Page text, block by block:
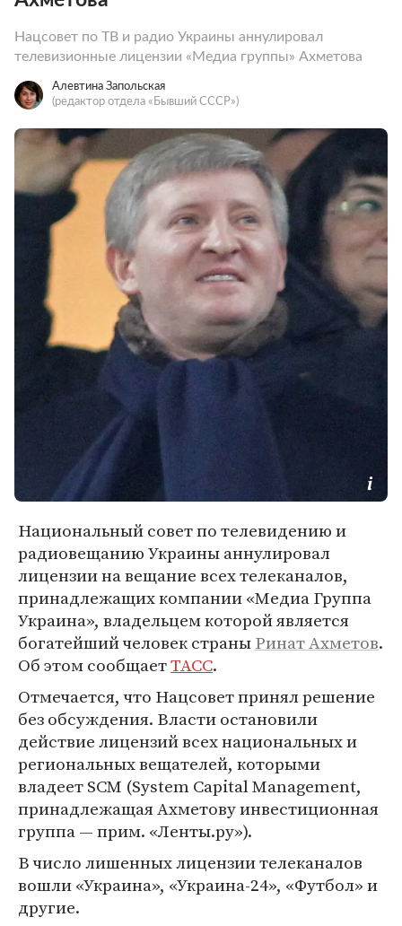
Нацсовет по ТВ и радио Украины аннулировал
телевизионные лицензии «Медиа группы» Ахметова
Алевтина Запольская
(редактор отдела «Бывший СССР»)
Национальный совет по телевидению и
радиовещанию Украины аннулировал
лицензии на вещание всех телеканалов,
принадлежащих компании «Медиа Группа
Украина», владельцем которой является
богатейший человек страныРинат Ахметов.
Об этом сообщаетТАСС.
Отмечается, что Нацсовет принял решение
без обсуждения. Власти остановили
действие лицензий всех национальных и
региональных вещателей, которыми
владеет SCM (System Capital Management,
принадлежащая Ахметову инвестиционная
группа — прим. «Ленты.ру»).
В число лишенных лицензии телеканалов
вошли «Украина», «Украина-24», «Футбол» и
другие.